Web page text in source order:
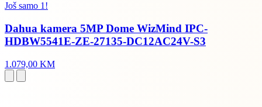
Još samo 1!
Dahua kamera 5MP Dome WizMind IPC-
HDBW5541E-ZE-27135-DC12AC24V-S3
1.079,00 KM